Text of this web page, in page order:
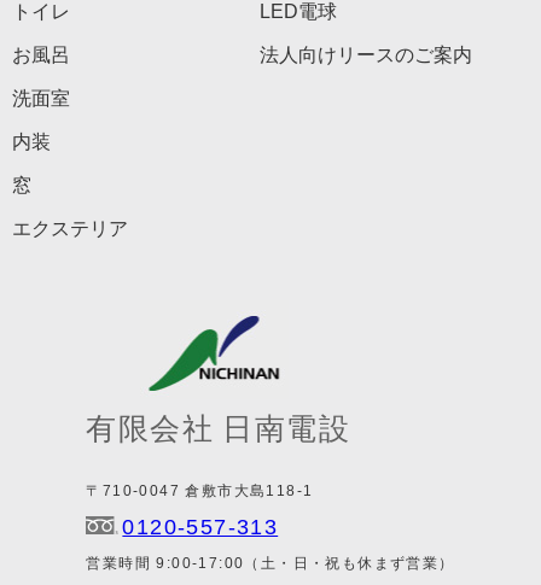
トイレ
お風呂
洗面室
内装
窓
エクステリア
LED電球
法人向けリースのご案内
有限会社 日南電設
〒710-0047 倉敷市大島118-1
0120-557-313
営業時間 9:00-17:00（土・日・祝も休まず営業）